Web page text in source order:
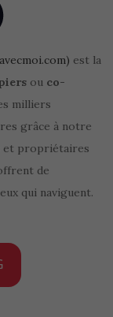
est la
ou co-
milliers
grâce à notre
et propriétaires
de
qui naviguent.